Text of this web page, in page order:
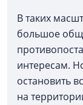
В таких
большое
интересам.
остановить
на